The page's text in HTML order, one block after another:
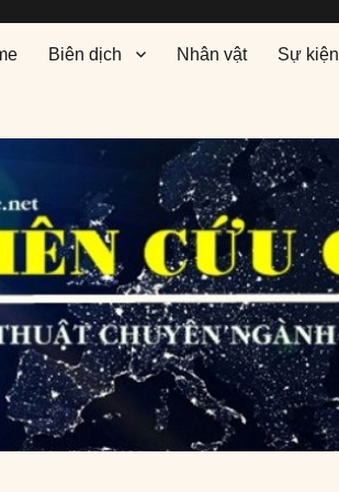
Biên dịch Nhân vật Sự kiện